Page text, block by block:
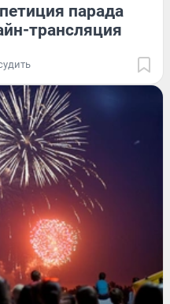
парада
трансляция